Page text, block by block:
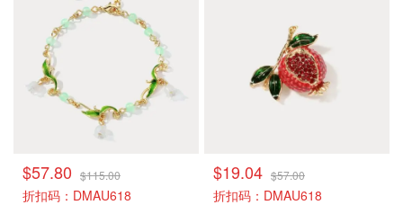
$57.80 $115.00
折扣码：DMAU618
$19.04 $57.00
折扣码：DMAU618